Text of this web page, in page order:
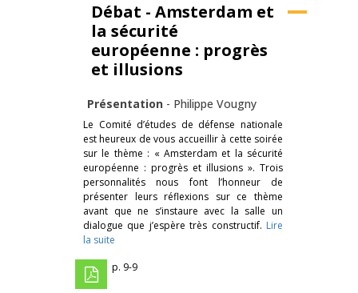
Débat - Amsterdam et
la sécurité
européenne : progrès
et illusions
Présentation - Philippe Vougny
Le Comité d’études de défense nationale
est heureux de vous accueillir à cette soirée
sur le thème : « Amsterdam et la sécurité
européenne : progrès et illusions ». Trois
personnalités nous font l’honneur de
présenter leurs réflexions sur ce thème
avant que ne s’instaure avec la salle un
dialogue que j’espère très constructif. Lire
la suite
p. 9-9